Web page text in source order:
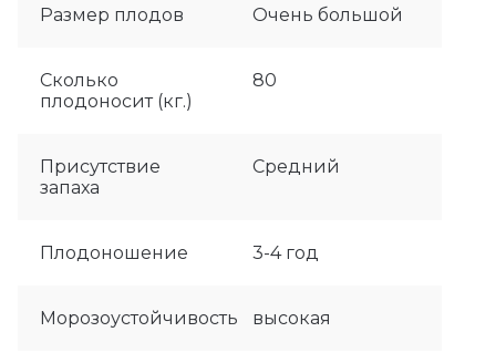
Размер плодов Очень большой
Сколько
плодоносит (кг.)
80
Присутствие
запаха
Средний
Плодоношение 3-4 год
Морозоустойчивость высокая